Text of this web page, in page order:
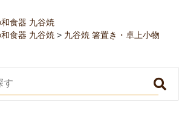
食器 九谷焼
食器 九谷焼 > 九谷焼 箸置き・卓上小物